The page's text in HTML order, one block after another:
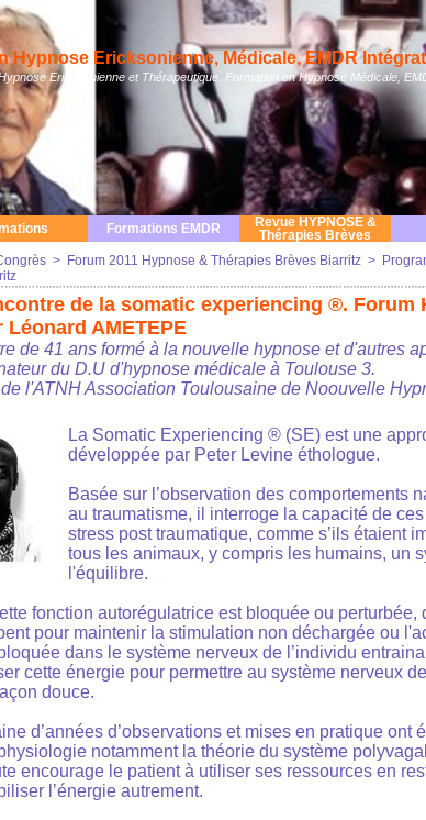
Hypnose Ericksonienne, Médicale, EMDR
Ericksonienne et Thérapeutique. Formation en Hypnose Médicale,
Formations EMDR
Revue HYPNOSE &
Thérapies Brèves
> Forum 2011 Hypnose & Thérapies Brèves Biarritz >
de la somatic experiencing ®. Forum
Léonard AMETEPE
de 41 ans formé à la nouvelle hypnose et d'autres
du D.U d'hypnose médicale à Toulouse 3.
l'ATNH Association Toulousaine de Noouvelle
La Somatic Experiencing ® (SE) est une
développée par Peter Levine éthologue.
Basée sur l’observation des comportements
au traumatisme, il interroge la capacité de
stress post traumatique, comme s’ils étaient
tous les animaux, y compris les humains, un
l'équilibre.
fonction autorégulatrice est bloquée ou perturbée,
pour maintenir la stimulation non déchargée ou
dans le système nerveux de l’individu
cette énergie pour permettre au système nerveux
douce.
d’années d’observations et mises en pratique ont
notamment la théorie du système
encourage le patient à utiliser ses ressources en
l’énergie autrement.